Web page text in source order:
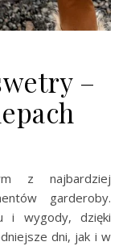
–
garderoby.
i wygody, dzięki
dni, jak i w